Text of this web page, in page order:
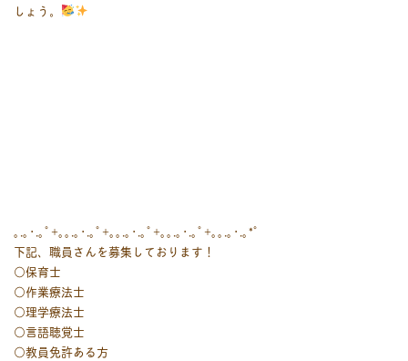
しょう。
｡.｡･.｡ﾟ+｡｡.｡･.｡ﾟ+｡｡.｡･.｡ﾟ+｡｡.｡･.｡ﾟ+｡｡.｡･.｡*ﾟ
下記、職員さんを募集しております！
○保育士
○作業療法士
○理学療法士
○言語聴覚士
○教員免許ある方